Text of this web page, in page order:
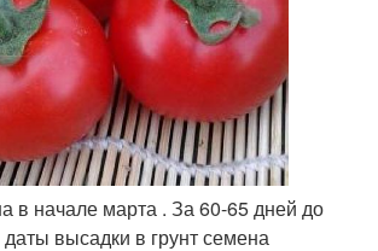
в начале марта . За 60-65 дней до
высадки в грунт семена